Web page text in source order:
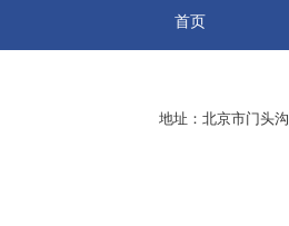
首页
地址：北京市门头